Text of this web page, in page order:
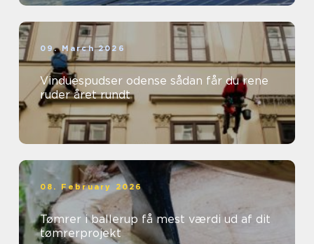
09. March 2026
Vinduespudser odense sådan får du rene
ruder året rundt
08. February 2026
Tømrer i ballerup få mest værdi ud af dit
tømrerprojekt